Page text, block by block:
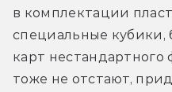
в комплектации
специальные кубики,
карт
тоже не отстают,